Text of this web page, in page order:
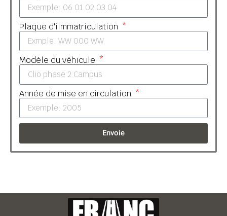
Plaque d'iimmatriculation
Modèle du véhicule
Année de mise en circulation
Envoie